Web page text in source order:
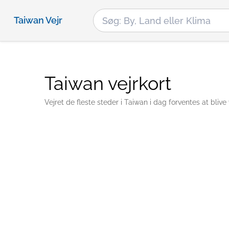
Taiwan Vejr
Taiwan vejrkort
Vejret de fleste steder i Taiwan i dag forventes at